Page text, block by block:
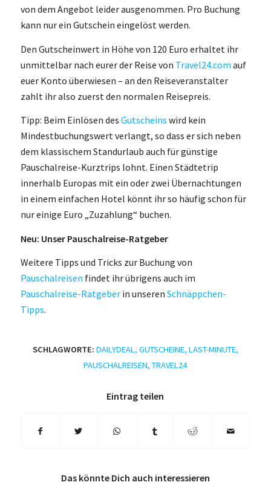
von dem Angebot leider ausgenommen. Pro Buchung
kann nur ein Gutschein eingelöst werden.
Den Gutscheinwert in Höhe von 120 Euro erhaltet ihr
unmittelbar nach eurer der Reise von Travel24.com auf
euer Konto überwiesen – an den Reiseveranstalter
zahlt ihr also zuerst den normalen Reisepreis.
Tipp: Beim Einlösen des Gutscheins wird kein
Mindestbuchungswert verlangt, so dass er sich neben
dem klassischem Standurlaub auch für günstige
Pauschalreise-Kurztrips lohnt. Einen Städtetrip
innerhalb Europas mit ein oder zwei Übernachtungen
in einem einfachen Hotel könnt ihr so häufig schon für
nur einige Euro „Zuzahlung“ buchen.
Neu: Unser Pauschalreise-Ratgeber
Weitere Tipps und Tricks zur Buchung von
Pauschalreisen findet ihr übrigens auch im
Pauschalreise-Ratgeberin unseren Schnäppchen-
Tipps.
SCHLAGWORTE: DAILYDEAL, GUTSCHEINE, LAST-MINUTE,
PAUSCHALREISEN,TRAVEL24
Eintrag teilen
Das könnte Dich auch interessieren